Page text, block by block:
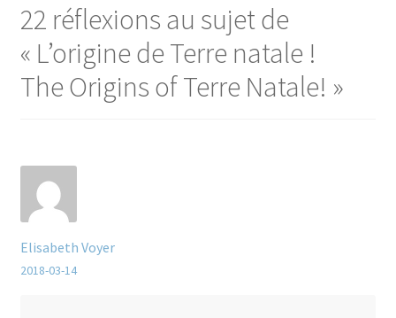
22 réflexions au sujet de
« L’origine de Terre natale !
The Origins of Terre Natale! »
Elisabeth Voyer
2018-03-14